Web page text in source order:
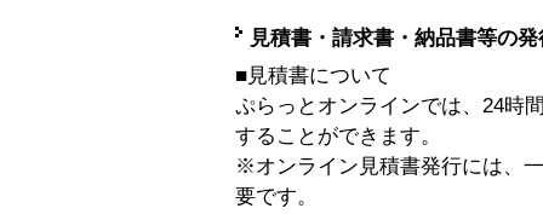
見積書・請求書・納品書等の
■見積書について
ぷらっとオンラインでは、24時
することができます。
※オンライン見積書発行には、
要です。